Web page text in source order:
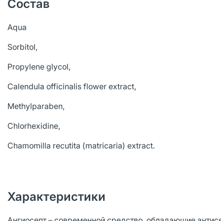
Состав
Aqua
Sorbitol,
Propylene glycol,
Calendula officinalis flower extract,
Methylparaben,
Chlorhexidine,
Chamomilla recutita (matricaria) extract.
Характеристики